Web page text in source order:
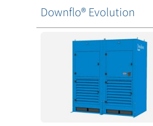
Downflo® Evolution